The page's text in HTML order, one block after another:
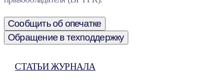
Сообщить об опечатке
Обращение в техподдержку
СТАТЬИ ЖУРНАЛА